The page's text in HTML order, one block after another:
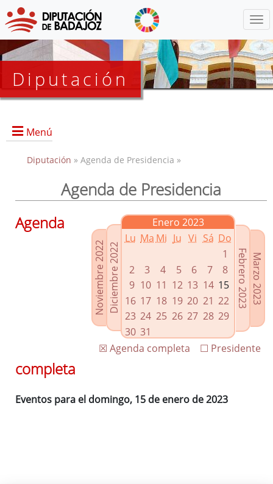
Diputación
Menú
Presidencia
Grupos Políticos
Enlaces relacionados
Agenda de Presidencia
Plenos provinciales y Juntas de gobierno
Oficina de Proyectos Europeos
Diputación » Agenda de Presidencia »
Agenda de Presidencia
Noviembre 2022Diciembre 2022
Enero 2023
Lu Ma Mi Ju Vi Sá Do
1
2
3 4 5 6 7
8
9 10 11 12 13 14 15
16 17 18 19 20 21 22
23 24 25 26 27 28 29
30 31
Marzo 2023
Febrero 2023
☐ Presidente
☒ Agenda completa
Agenda
completa
Eventos para el domingo, 15 de enero de 2023